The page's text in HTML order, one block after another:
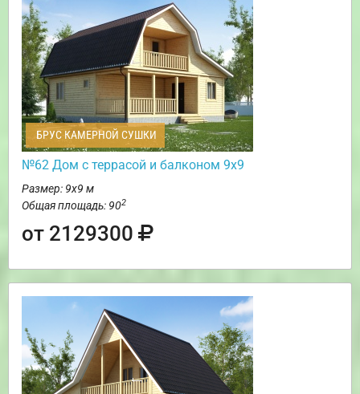
БРУС КАМЕРНОЙ СУШКИ
№62 Дом c террасой и балконом 9х9
Размер: 9х9 м
Общая площадь: 902
от 2129300